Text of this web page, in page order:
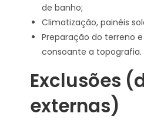
de banho;
Climatização, painéis
Preparação do terreno
consoante a topografia.
Exclusões
externas)